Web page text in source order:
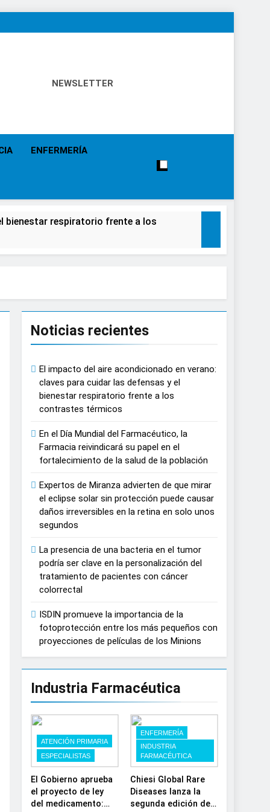
NEWSLETTER
ENFERMERÍA
bienestar respiratorio frente a los
daños irreversibles en la retina en
tratamiento de pacientes con cáncer
proyecciones de películas de los
lactante
playas y otros espacios al aire
estratégica y modernización
muscular del deportista
Noticias recientes
El impacto del aire acondicionado en verano:
claves para cuidar las defensas y el
bienestar respiratorio frente a los
contrastes térmicos
En el Día Mundial del Farmacéutico, la
Farmacia reivindicará su papel en el
fortalecimiento de la salud de la población
Expertos de Miranza advierten de que mirar
el eclipse solar sin protección puede causar
daños irreversibles en la retina en solo unos
segundos
La presencia de una bacteria en el tumor
podría ser clave en la personalización del
tratamiento de pacientes con cáncer
colorrectal
ISDIN promueve la importancia de la
fotoprotección entre los más pequeños con
proyecciones de películas de los Minions
Industria Farmacéutica
ATENCIÓN PRIMARIA
ESPECIALISTAS
El Gobierno aprueba
el proyecto de ley
del medicamento:
ENFERMERÍA
INDUSTRIA
FARMACÉUTICA
Chiesi Global Rare
Diseases lanza la
segunda edición de